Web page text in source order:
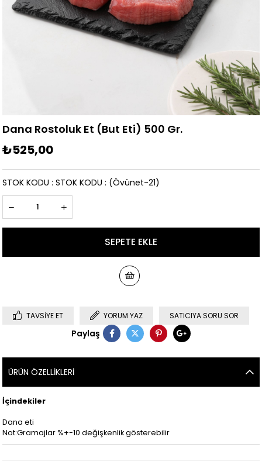
Dana Rostoluk Et (But Eti) 500 Gr.
₺525,00
(Övünet-21)
STOK KODU STOK KODU
TAVSIYE ET YORUM YAZ SATICIYA SORU SOR
Paylaş
ÜRÜN ÖZELLIKLERI
İçindekiler
Dana eti
Not:Gramajlar %+-10 değişkenlik gösterebilir